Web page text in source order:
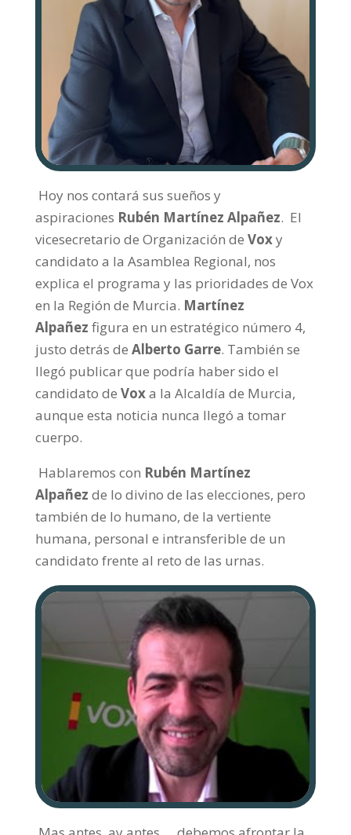
Hoy nos contará sus sueños y
aspiraciones Rubén Martínez Alpañez. El
vicesecretario de Organización de Voxy
candidato a la Asamblea Regional, nos
explica el programa y las prioridades de Vox
en la Región de Murcia. Martínez
Alpañez figura en un estratégico número 4,
justo detrás de Alberto Garre. También se
llegó publicar que podría haber sido el
candidato de Voxa la Alcaldía de Murcia,
aunque esta noticia nunca llegó a tomar
cuerpo.
Hablaremos con Rubén Martínez
Alpañez de lo divino de las elecciones, pero
también de lo humano, de la vertiente
humana, personal e intransferible de un
candidato frente al reto de las urnas.